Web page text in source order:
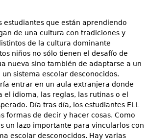
estudiantes que están aprendiendo
de una cultura con tradiciones y
de la cultura dominante
niños no sólo tienen el desafío de
nueva sino también de adaptarse a un
sistema escolar desconocidos.
entrar en un aula extranjera donde
el idioma, las reglas, las rutinas o el
Día tras día, los estudiantes ELL
formas de decir y hacer cosas. Como
un lazo importante para vincularlos con
escolar desconocidos. Hay varias